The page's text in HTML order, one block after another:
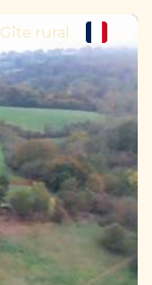
Gîte rural